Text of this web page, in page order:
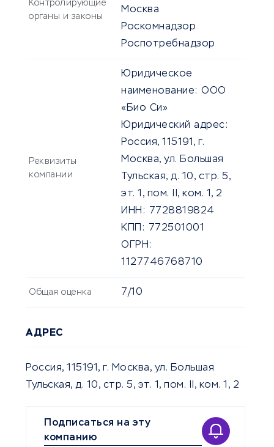
Контролирующие
органы и законы
Москва
Роскомнадзор
Роспотребнадзор
Реквизиты
компании
Юридическое
наименование: ООО
«Био Си»
Юридический адрес:
Россия, 115191, г.
Москва, ул. Большая
Тульская, д. 10, стр. 5,
эт. 1, пом. II, ком. 1, 2
ИНН:
7728819824
КПП:
772501001
ОГРН:
1127746768710
Общая оценка 7/10
АДРЕС
Россия, 115191, г. Москва, ул. Большая
Тульская, д. 10, стр. 5, эт. 1, пом. II, ком. 1, 2
Подписаться на эту
компанию